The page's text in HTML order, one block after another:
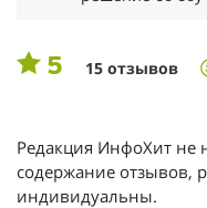
5 15 отзывов
Редакция ИнфоХит не
содержание отзывов,
индивидуальны.